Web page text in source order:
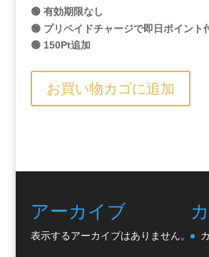
🟢 有効期限なし
🟢 プリペイドチャージで即日ポイント
🟢 150Pt追加
お買い物カゴに追加
アーカイブ
表示するアーカイブはありません。